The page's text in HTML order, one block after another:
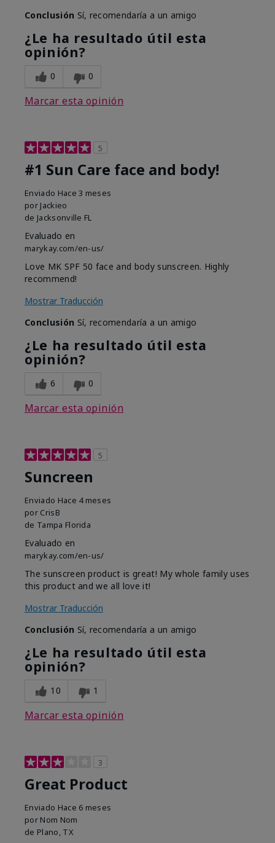
Conclusión Sí, recomendaría a un amigo
¿Le ha resultado útil esta
opinión?
0 0
Marcar esta opinión
5
#1 Sun Care face and body!
Enviado Hace 3 meses
por Jackieo
de Jacksonville FL
Evaluado en
marykay.com/en-us/
Love MK SPF 50 face and body sunscreen. Highly
recommend!
Mostrar Traducción
Conclusión Sí, recomendaría a un amigo
¿Le ha resultado útil esta
opinión?
6 0
Marcar esta opinión
5
Suncreen
Enviado Hace 4 meses
por CrisB
de Tampa Florida
Evaluado en
marykay.com/en-us/
The sunscreen product is great! My whole family uses
this product and we all love it!
Mostrar Traducción
Conclusión Sí, recomendaría a un amigo
¿Le ha resultado útil esta
opinión?
10 1
Marcar esta opinión
3
Great Product
Enviado Hace 6 meses
por Nom Nom
de Plano, TX